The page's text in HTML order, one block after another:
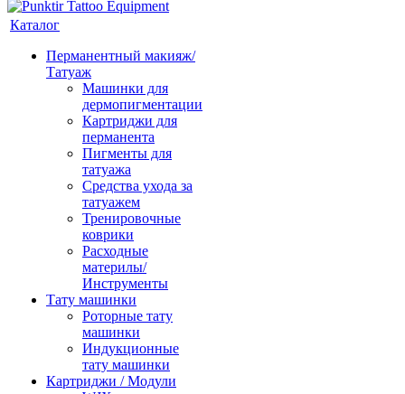
Каталог
Перманентный макияж/
Татуаж
Машинки для
дермопигментации
Картриджи для
перманента
Пигменты для
татуажа
Средства ухода за
татуажем
Тренировочные
коврики
Расходные
материлы/
Инструменты
Тату машинки
Роторные тату
машинки
Индукционные
тату машинки
Картриджи / Модули